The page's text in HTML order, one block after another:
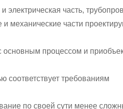
часть,
механические части
основным процессом и
соответствует требованиям
по своей сути менее